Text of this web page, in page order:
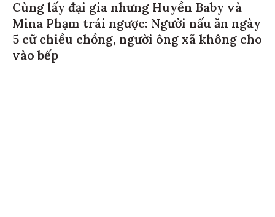
Cùng lấy đại gia nhưng Huyền Baby và
Mina Phạm trái ngược: Người nấu ăn ngày
5 cữ chiều chồng, người ông xã không cho
vào bếp